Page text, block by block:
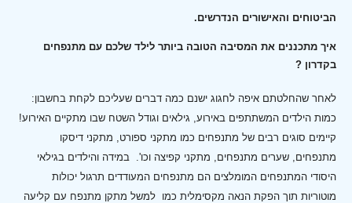
הביטוחים והאישורים הנדרשים.
איך מתכננים את המסיבה הטובה ביותר לילד שלכם עם מתנפחים
בקדרון ?
לאחר שהחלטתם איפה לחגוג ישנם כמה דברים שעליכם לקחת בחשבון:
כמות הילדים המשתתפים באירוע, גילאים וגודל השטח שבו מתקיים האירוע!
קיימים סוגים רבים של מתנפחים כמו מתקני ספורט, מתקני דיסקו
מתנפחים, שערים מתנפחים, מתקני קפיצה וכו'. במידה והילדים בגילאי
היסודי המתנפחים המומלצים הם מתנפחים המעודדים תרגול יכולות
מוטוריות תוך הפקת הנאה מקסימלית כמו למשל מתקן מתנפח עם קליעה